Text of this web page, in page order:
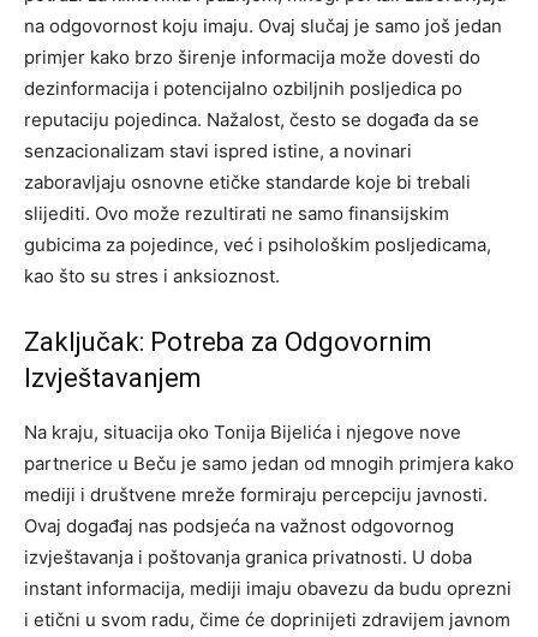
na odgovornost koju imaju. Ovaj slučaj je samo još jedan
primjer kako brzo širenje informacija može dovesti do
dezinformacija i potencijalno ozbiljnih posljedica po
reputaciju pojedinca. Nažalost, često se događa da se
senzacionalizam stavi ispred istine, a novinari
zaboravljaju osnovne etičke standarde koje bi trebali
slijediti. Ovo može rezultirati ne samo finansijskim
gubicima za pojedince, već i psihološkim posljedicama,
kao što su stres i anksioznost.
Zaključak: Potreba za Odgovornim
Izvještavanjem
Na kraju, situacija oko Tonija Bijelića i njegove nove
partnerice u Beču je samo jedan od mnogih primjera kako
mediji i društvene mreže formiraju percepciju javnosti.
Ovaj događaj nas podsjeća na važnost odgovornog
izvještavanja i poštovanja granica privatnosti. U doba
instant informacija, mediji imaju obavezu da budu oprezni
i etični u svom radu, čime će doprinijeti zdravijem javnom